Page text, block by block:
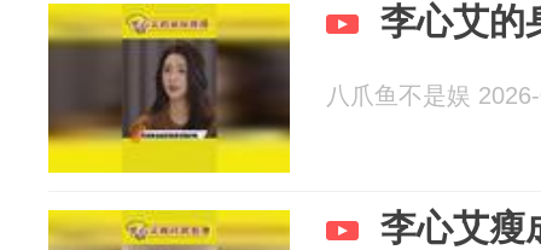
李心艾的
八爪鱼不是娱
李心艾瘦